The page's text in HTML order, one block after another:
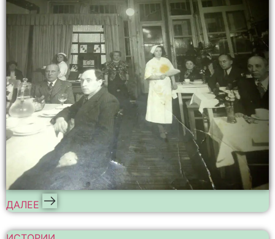
ДАЛЕЕ